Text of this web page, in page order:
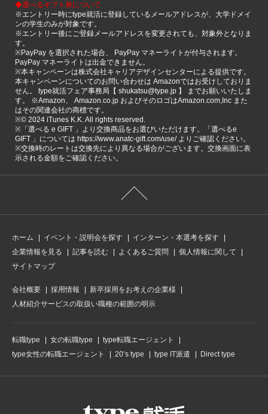
◆選べるギフト券について
※エントリー時にtype就活に登録しているメールアドレスが、大学ドメイ
ンの学生のみが対象です。
※エントリー後にご登録メールアドレスを変更されても、対象外となりま
す。
※PayPay を選択された場合、 PayPay マネーライトが付与されます。
PayPay マネーライトは出金できません。
※本キャンペーンは株式会社キャリアデザインセンターによる提供です。
本キャンペーンについてのお問い合わせは Amazonではお受けしておりま
せん。 type就活フェア事務局【 shukatsu@type.jp 】 までお願いいたしま
す。 ※Amazon、 Amazon.co.jp およびそのロゴはAmazon.com,Inc また
はその関連会社の商標です。
※©️ 2024 iTunes K.K. All rights reserved.
※「選べる e GIFT 」より交換商品をお選びいただけます。「選べるe
GIFT 」については https://www.anatc-gift.com/use/ よりご確認ください。
※交換時のレートは交換先により異なる場合がございます。交換画面に表
示される金額をご確認ください。
ホーム イベント・説明会を探す
インターン・本選考を探す
企業情報を見る
記事を読む よくあるご質問
個人情報に関して
サイトマップ
会社概要 採用情報
新卒採用をお考えの企業様
人材紹介サービスの取扱い職種の範囲の明示
転職type 女の転職type
type転職エージェント
type女性の転職エージェント
20’s type type IT派遣 Direct type